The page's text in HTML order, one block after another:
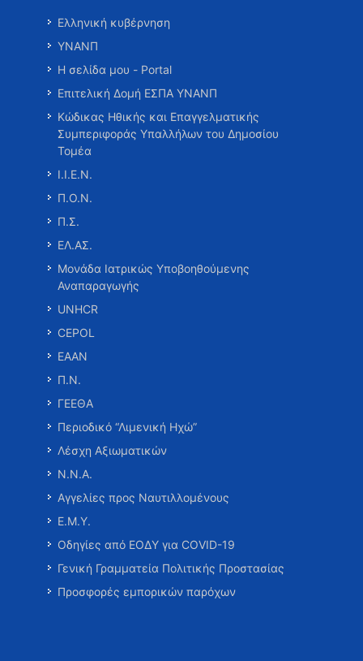
Ελληνική κυβέρνηση
ΥΝΑΝΠ
Η σελίδα μου - Portal
Επιτελική Δομή ΕΣΠΑ ΥΝΑΝΠ
Κώδικας Ηθικής και Επαγγελματικής
Συμπεριφοράς Υπαλλήλων του Δημοσίου
Τομέα
Ι.Ι.Ε.Ν.
Π.Ο.Ν.
Π.Σ.
ΕΛ.ΑΣ.
Μονάδα Ιατρικώς Υποβοηθούμενης
Αναπαραγωγής
UNHCR
CEPOL
ΕΑΑΝ
Π.Ν.
ΓΕΕΘΑ
Περιοδικό “Λιμενική Ηχώ”
Λέσχη Αξιωματικών
Ν.Ν.Α.
Αγγελίες προς Ναυτιλλομένους
Ε.Μ.Υ.
Οδηγίες από ΕΟΔΥ για COVID-19
Γενική Γραμματεία Πολιτικής Προστασίας
Προσφορές εμπορικών παρόχων